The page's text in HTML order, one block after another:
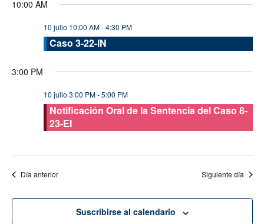
vistas
fecha.
10:00 AM
10 julio 10:00 AM-4:30 PM
Caso 3-22-IN
3:00 PM
10 julio 3:00 PM-5:00 PM
Notificación Oral de la Sentencia del Caso 8-
23-EI
Día anterior Siguiente día
Suscribirse al calendario